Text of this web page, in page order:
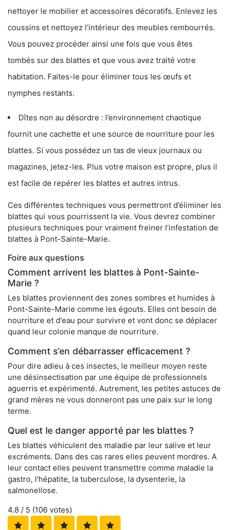
nettoyer le mobilier et accessoires décoratifs. Enlevez les
coussins et nettoyez l’intérieur des meubles rembourrés.
Vous pouvez procéder ainsi une fois que vous êtes
tombés sur des blattes et que vous avez traité votre
habitation. Faites-le pour éliminer tous les œufs et
nymphes restants.
Dîtes non au désordre : l’environnement chaotique
fournit une cachette et une source de nourriture pour les
blattes. Si vous possédez un tas de vieux journaux ou
magazines, jetez-les. Plus votre maison est propre, plus il
est facile de repérer les blattes et autres intrus.
Ces différentes techniques vous permettront d’éliminer les
blattes qui vous pourrissent la vie. Vous devrez combiner
plusieurs techniques pour vraiment freiner l’infestation de
blattes à Pont-Sainte-Marie.
Foire aux questions
Comment arrivent les blattes à Pont-Sainte-
Marie ?
Les blattes proviennent des zones sombres et humides à
Pont-Sainte-Marie comme les égouts. Elles ont besoin de
nourriture et d'eau pour survivre et vont donc se déplacer
quand leur colonie manque de nourriture.
Comment s’en débarrasser efficacement ?
Pour dire adieu à ces insectes, le meilleur moyen reste
une désinsectisation par une équipe de professionnels
aguerris et expérimenté. Autrement, les petites astuces de
grand mères ne vous donneront pas une paix sur le long
terme.
Quel est le danger apporté par les blattes ?
Les blattes véhiculent des maladie par leur salive et leur
excréments. Dans des cas rares elles peuvent mordres. A
leur contact elles peuvent transmettre comme maladie la
gastro, l'hépatite, la tuberculose, la dysenterie, la
salmonellose.
4.8 / 5 (106 votes)